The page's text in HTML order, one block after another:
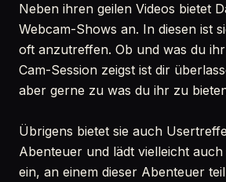
Neben ihren geilen Videos bietet
Webcam-Shows an. In diesen ist
oft anzutreffen. Ob und was du
Cam-Session zeigst ist dir
aber gerne zu was du ihr zu
Übrigens bietet sie auch
Abenteuer und lädt vielleicht
ein, an einem dieser Abenteuer